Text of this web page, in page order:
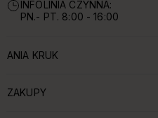
INFOLINIA CZYNNA:
PN.- PT. 8:00 - 16:00
ROZWIŃ SEKCJĘ:
ANIA KRUK
ROZWIŃ SEKCJĘ:
ZAKUPY